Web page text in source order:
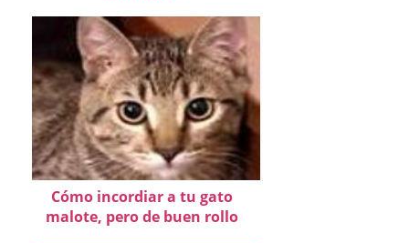
Cómo incordiar a tu gato
malote, pero de buen rollo